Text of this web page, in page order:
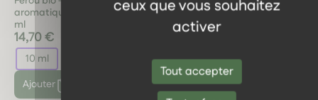
ceux que vous souhaitez
activer
Tout accepter
aromatique apaisante – 10
ml
14,70 €
10 ml
Ajouter
anti-inflammatoire
10,85 €
2 ml
5 ml
Ajouter